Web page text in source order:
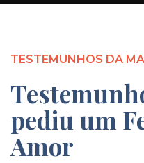
TESTEMUNHOS DA
pediu um
Amor